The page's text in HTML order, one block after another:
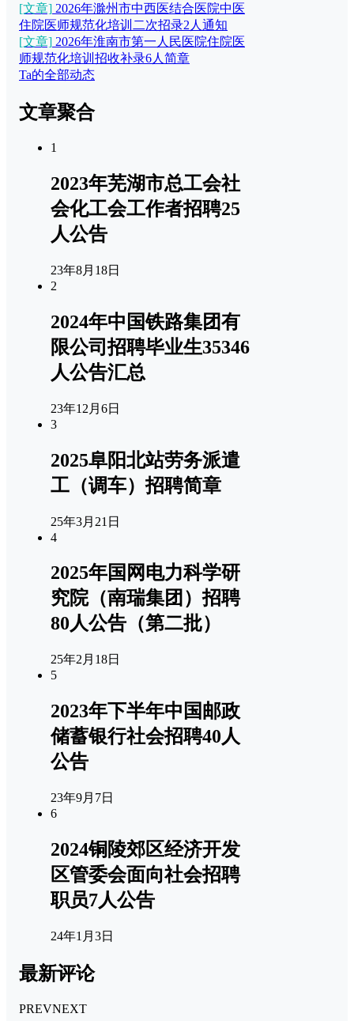
[文章] 2026年滁州市中西医结合医院中医
住院医师规范化培训二次招录2人通知
[文章] 2026年淮南市第一人民医院住院医
师规范化培训招收补录6人简章
Ta的全部动态
文章聚合
1
2023年芜湖市总工会社
会化工会工作者招聘25
人公告
23年8月18日
2
2024年中国铁路集团有
限公司招聘毕业生35346
人公告汇总
23年12月6日
3
2025阜阳北站劳务派遣
工（调车）招聘简章
25年3月21日
4
2025年国网电力科学研
究院（南瑞集团）招聘
80人公告（第二批）
25年2月18日
5
2023年下半年中国邮政
储蓄银行社会招聘40人
公告
23年9月7日
6
2024铜陵郊区经济开发
区管委会面向社会招聘
职员7人公告
24年1月3日
最新评论
PREVNEXT